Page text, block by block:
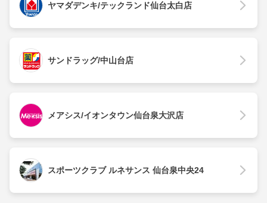
ヤマダデンキ/テックランド仙台太白店
サンドラッグ/中山台店
メアシス/イオンタウン仙台泉大沢店
スポーツクラブ ルネサンス 仙台泉中央24